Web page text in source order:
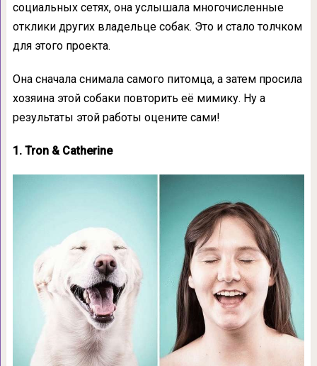
социальных сетях, она услышала многочисленные
отклики других владельце собак. Это и стало толчком
для этого проекта.
Она сначала снимала самого питомца, а затем просила
хозяина этой собаки повторить её мимику. Ну а
результаты этой работы оцените сами!
1. Tron & Catherine